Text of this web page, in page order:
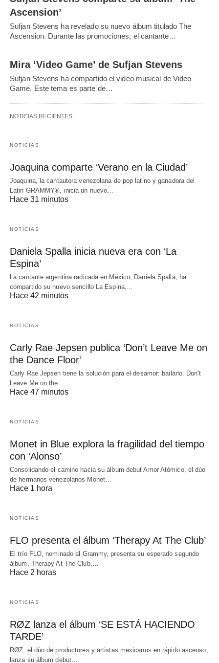
Ascension’
Sufjan Stevens ha revelado su nuevo álbum titulado The
Ascension. Durante las promociones, el cantante…
Mira ‘Video Game’ de Sufjan Stevens
Sufjan Stevens ha compartido el video musical de Video
Game. Este tema es parte de…
NOTICIAS RECIENTES
NOTICIAS
Joaquina comparte ‘Verano en la Ciudad’
Joaquina, la cantautora venezolana de pop latino y ganadora del
Latin GRAMMY®, inicia un nuevo…
Hace 31 minutos
NOTICIAS
Daniela Spalla inicia nueva era con ‘La
Espina’
La cantante argentina radicada en México, Daniela Spalla, ha
compartido su nuevo sencillo La Espina,…
Hace 42 minutos
NOTICIAS
Carly Rae Jepsen publica ‘Don’t Leave Me on
the Dance Floor’
Carly Rae Jepsen tiene la solución para el desamor: bailarlo. Don't
Leave Me on the…
Hace 47 minutos
NOTICIAS
Monet in Blue explora la fragilidad del tiempo
con ‘Alonso’
Consolidando el camino hacia su álbum debut Amor Atómico, el dúo
de hermanos venezolanos Monet…
Hace 1 hora
NOTICIAS
FLO presenta el álbum ‘Therapy At The Club’
El trío FLO, nominado al Grammy, presenta su esperado segundo
álbum, Therapy At The Club,…
Hace 2 horas
NOTICIAS
RØZ lanza el álbum ‘SE ESTÁ HACIENDO
TARDE’
RØZ, el dúo de productores y artistas mexicanos en rápido ascenso,
lanza su álbum debut…